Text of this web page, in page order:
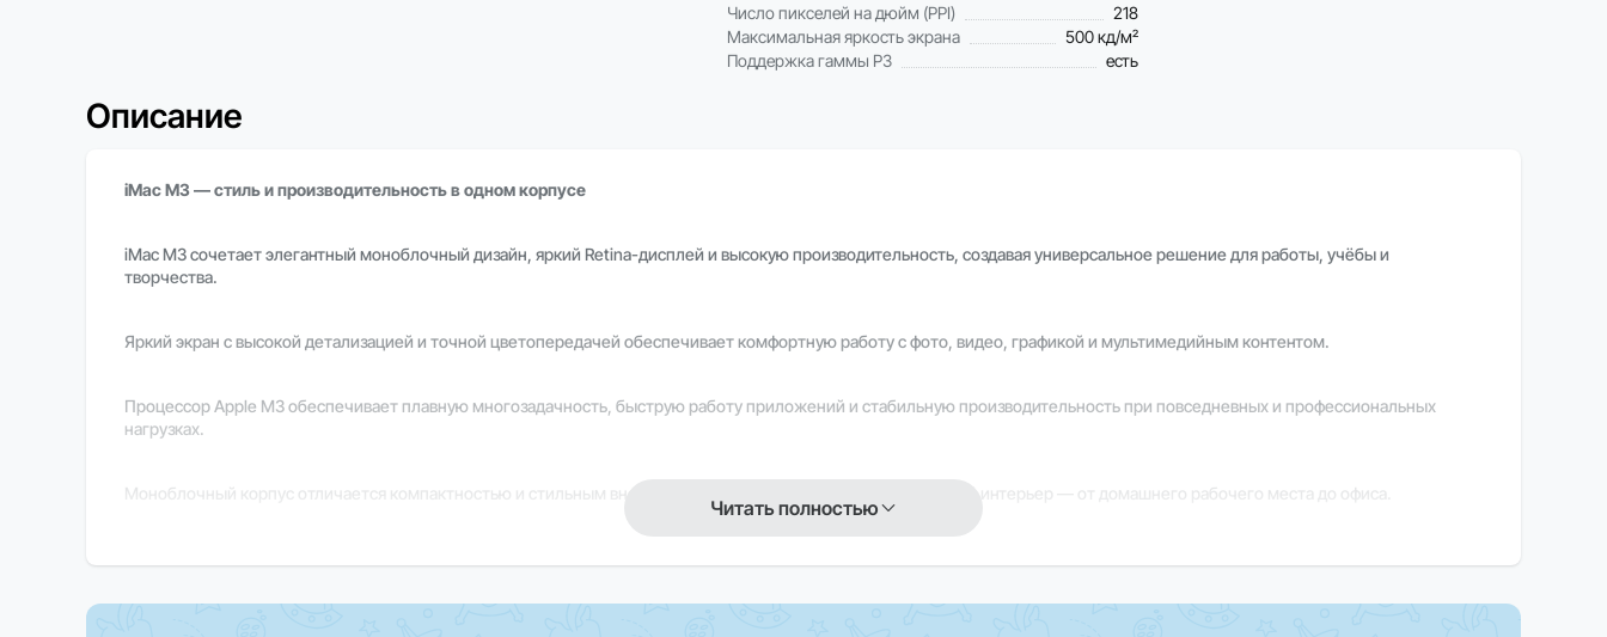
Число пикселей на дюйм (PPI)
218
Максимальная яркость экрана
500 кд/м²
Поддержка гаммы P3
есть
Описание
iMac M3 — стиль и производительность в одном корпусе
iMac M3 сочетает элегантный моноблочный дизайн, яркий Retina-дисплей и высокую производительность, создавая универсальное решение для работы, учёбы и
творчества.
Яркий экран с высокой детализацией и точной цветопередачей обеспечивает комфортную работу с фото, видео, графикой и мультимедийным контентом.
Процессор Apple M3 обеспечивает плавную многозадачность, быструю работу приложений и стабильную производительность при повседневных и профессиональных
нагрузках.
Моноблочный корпус отличается компактностью и стильным внешним видом, идеально вписываясь в любой интерьер — от домашнего рабочего места до офиса.
Читать полностью